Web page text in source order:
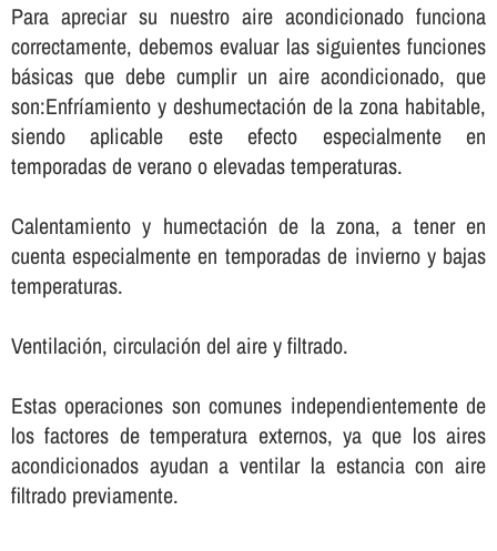
Para apreciar su nuestro aire acondicionado funciona
correctamente, debemos evaluar las siguientes funciones
básicas que debe cumplir un aire acondicionado, que
son:Enfrí­amiento y deshumectación de la zona habitable,
siendo aplicable este efecto especialmente en
temporadas de verano o elevadas temperaturas.
Calentamiento y humectación de la zona, a tener en
cuenta especialmente en temporadas de invierno y bajas
temperaturas.
Ventilación, circulación del aire y filtrado.
Estas operaciones son comunes independientemente de
los factores de temperatura externos, ya que los aires
acondicionados ayudan a ventilar la estancia con aire
filtrado previamente.